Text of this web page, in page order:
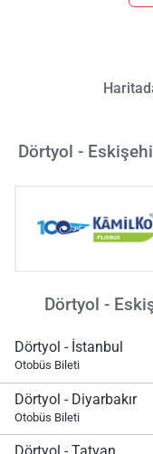
Dörtyol -
Dörtyol -
Dörtyol - İstanbul
Otobüs Bileti
Dörtyol - Diyarbakır
Otobüs Bileti